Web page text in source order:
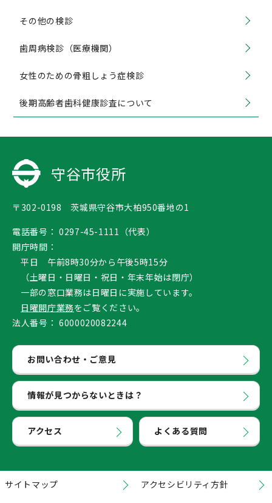
その他の検診
歯周病検診（医療機関）
女性のための骨粗しょう症検診
後期高齢者歯科健康診査について
守谷市役所
〒302-0198 茨城県守谷市大柏950番地の1
電話番号： 0297-45-1111（代表）
開庁時間：
平日 午前8時30分から午後5時15分
（土曜日・日曜日・祝日・年末年始は閉庁）
一部の窓口業務は日曜日に実施しています。
日曜開庁業務をご覧ください。
法人番号： 6000020082244
お問い合わせ・ご意見
情報が見つからないときは？
アクセス よくある質問
サイトマップ アクセシビリティ方針